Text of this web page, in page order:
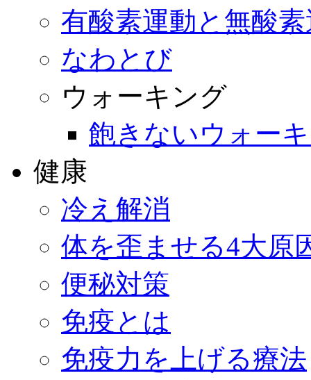
有酸素運動と無酸
なわとび
ウォーキング
飽きないウォー
健康
冷え解消
体を歪ませる4大原
便秘対策
免疫とは
免疫力を上げる療法